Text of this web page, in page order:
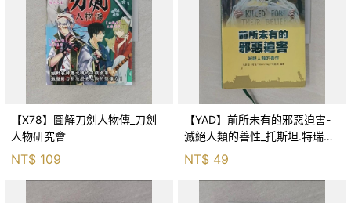
【X78】圖解刀劍人物傳_刀劍
人物研究會
NT$ 109
【YAD】前所未有的邪惡迫害-
滅絕人類的善性_托斯坦.特瑞
(Torsten Trey), 朱婉琪編著; 台
灣國際器官移植關懷協會醫法小
組譯
NT$ 49